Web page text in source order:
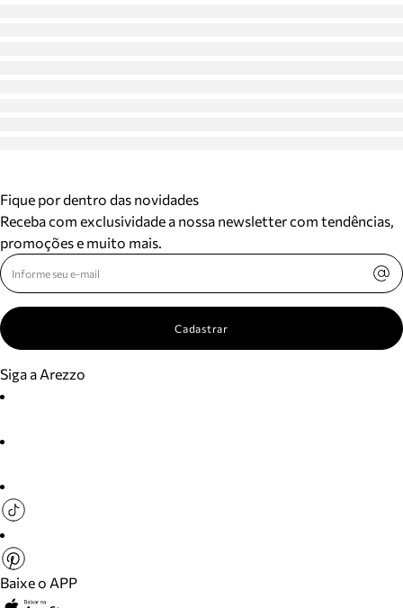
Fique por dentro das novidades
Receba com exclusividade a nossa newsletter com tendências,
promoções e muito mais.
Cadastrar
Siga a Arezzo
Baixe o APP